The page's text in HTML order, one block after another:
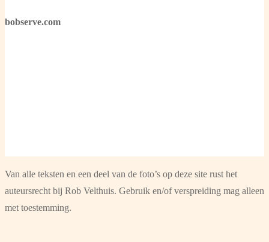
bobserve.com
Van alle teksten en een deel van de foto’s op deze site rust het
auteursrecht bij Rob Velthuis. Gebruik en/of verspreiding mag alleen
met toestemming.